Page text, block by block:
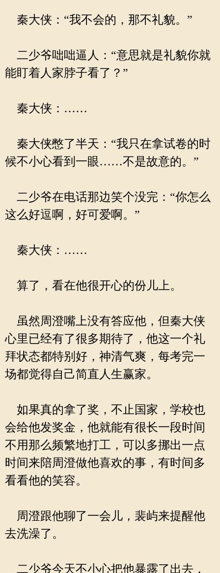
秦大侠：“我不会的，那不礼貌。”
二少爷咄咄逼人：“意思就是礼貌你就
能盯着人家脖子看了？”
秦大侠：……
秦大侠憋了半天：“我只在拿试卷的时
候不小心看到一眼……不是故意的。”
二少爷在电话那边笑个没完：“你怎么
这么好逗啊，好可爱啊。”
秦大侠：……
算了，看在他很开心的份儿上。
虽然周澄嘴上没有答应他，但秦大侠
心里已经有了很多期待了，他这一个礼
拜状态都特别好，神清气爽，每考完一
场都觉得自己简直人生赢家。
如果真的拿了奖，不止国家，学校也
会给他发奖金，他就能有很长一段时间
不用那么频繁地打工，可以多挪出一点
时间来陪周澄做他喜欢的事，有时间多
看看他的笑容。
周澄跟他聊了一会儿，裴屿来提醒他
去洗澡了。
二少爷今天不小心把他暴露了出去，